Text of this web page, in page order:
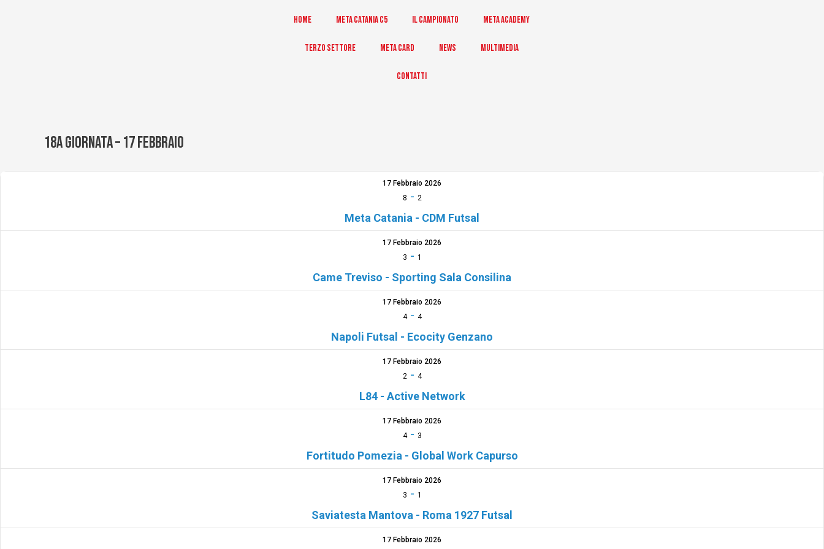
Home Meta Catania C5 Il Campionato Meta Academy
Terzo Settore Meta Card News Multimedia
Contatti
18A GIORNATA – 17 FEBBRAIO
17 Febbraio 2026
8 - 2
Meta Catania - CDM Futsal
17 Febbraio 2026
3 - 1
Came Treviso - Sporting Sala Consilina
17 Febbraio 2026
4- 4
Napoli Futsal - Ecocity Genzano
17 Febbraio 2026
2- 4
L84 - Active Network
17 Febbraio 2026
4- 3
Fortitudo Pomezia - Global Work Capurso
17 Febbraio 2026
3 - 1
Saviatesta Mantova - Roma 1927 Futsal
17 Febbraio 2026